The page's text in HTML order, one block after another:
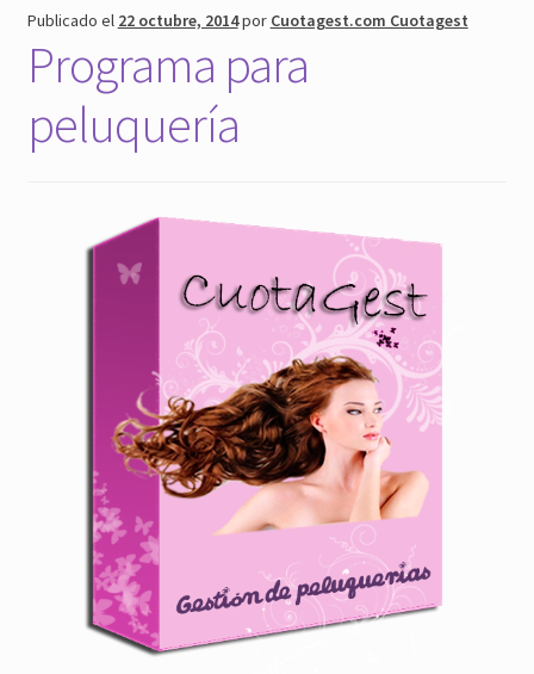
Publicado el 22 octubre, 2014por Cuotagest.com Cuotagest
Programa para
peluquería